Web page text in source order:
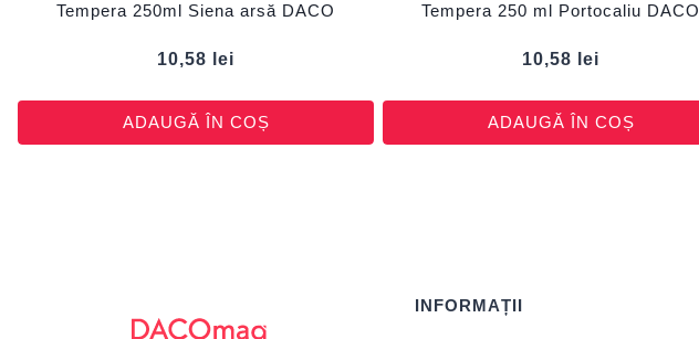
Tempera 250ml Siena arsă DACO
10,58 lei
ADAUGĂ ÎN COȘ
Tempera 250 ml Portocaliu DACO
10,58 lei
ADAUGĂ ÎN COȘ
INFORMAȚII